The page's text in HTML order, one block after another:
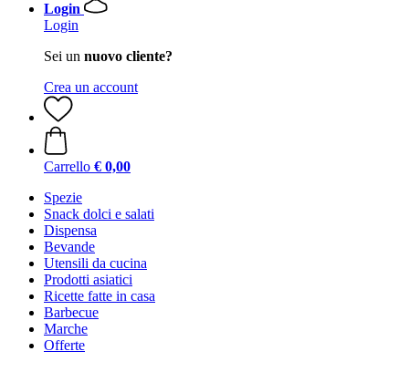
Login
Login
Sei un nuovo cliente?
Crea un account
Carrello € 0,00
Spezie
Snack dolci e salati
Dispensa
Bevande
Utensili da cucina
Prodotti asiatici
Ricette fatte in casa
Barbecue
Marche
Offerte